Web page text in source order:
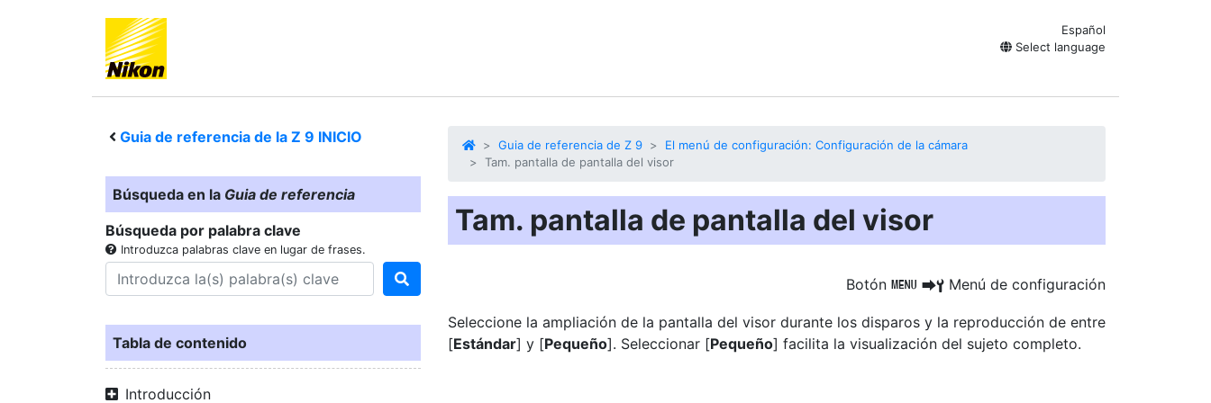
Español
Select language
Guia de referencia de la Z 9 INICIO
Búsqueda en la Guia de referencia
Búsqueda por palabra clave
Introduzca palabras clave en lugar de frases.
Tabla de contenido
Introducción
Guia de referencia de Z 9
El menú de configuración: Configuración de la cámara
Tam. pantalla de pantalla del visor
Tam. pantalla de pantalla del visor
Botón G UB Menú de configuración
Seleccione la ampliación de la pantalla del visor durante los disparos y la reproducción de entre
[Estándar] y [Pequeño]. Seleccionar [Pequeño] facilita la visualización del sujeto completo.